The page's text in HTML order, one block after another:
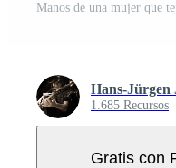
Hans-Jürgen
1.685 Recursos
Gratis con